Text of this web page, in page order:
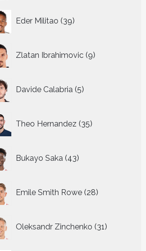
Eder Militao 39
producten
Zlatan Ibrahimovic 9
producten
Davide Calabria 5
producten
Theo Hernandez 35
producten
Bukayo Saka 43
producten
Emile Smith Rowe 28
producten
Oleksandr Zinchenko 31
producten